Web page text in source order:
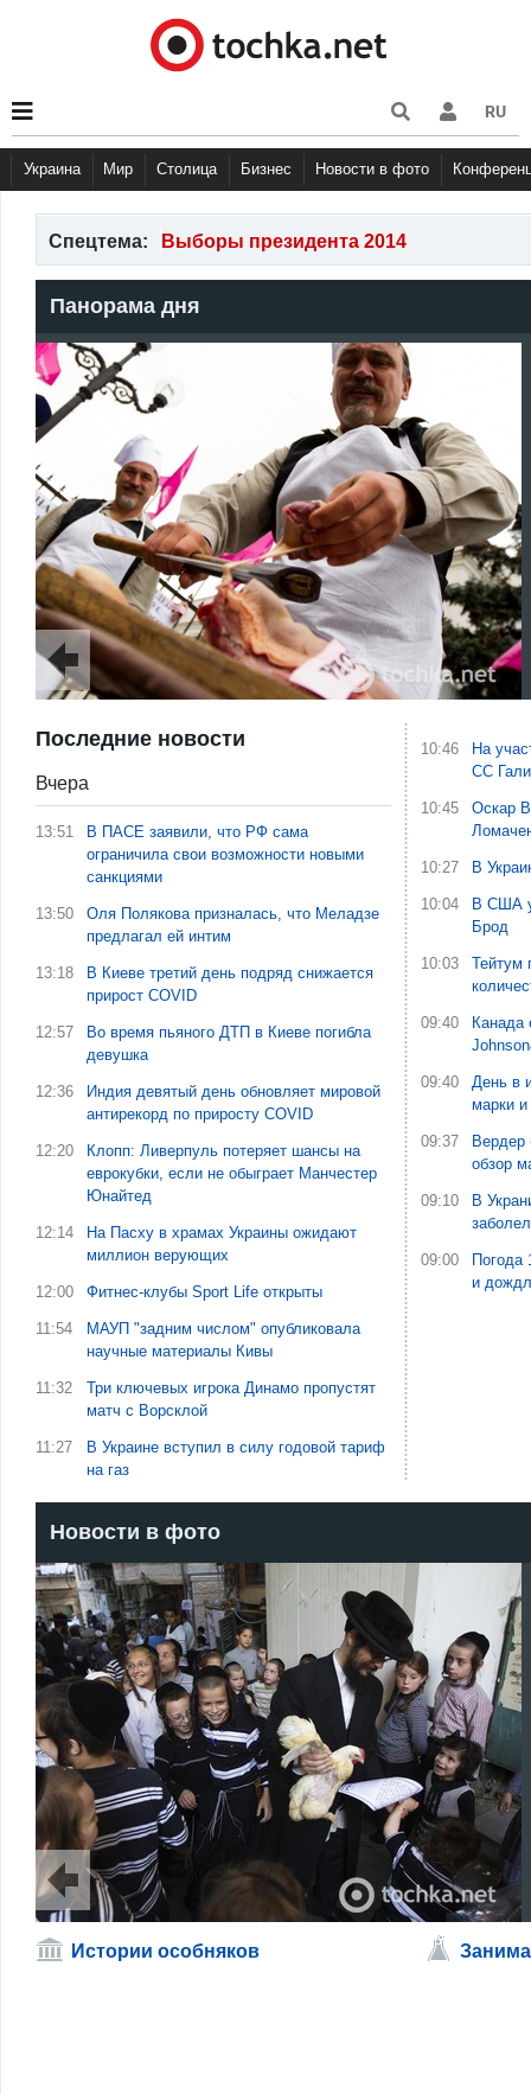
RU
Украина Мир Столица Бизнес Новости в фото
Спецтема: Выборы президента 2014
Панорама дня
Последние новости
Вчера
13:51
В ПАСЕ заявили, что РФ сама
ограничила свои возможности новыми
санкциями
13:50
Оля Полякова призналась, что Меладзе
предлагал ей интим
13:18
В Киеве третий день подряд снижается
прирост COVID
12:57
Во время пьяного ДТП в Киеве погибла
девушка
12:36
Индия девятый день обновляет мировой
антирекорд по приросту COVID
12:20
Клопп: Ливерпуль потеряет шансы на
еврокубки, если не обыграет Манчестер
Юнайтед
12:14
На Пасху в храмах Украины ожидают
миллион верующих
12:00 Фитнес-клубы Sport Life открыты
11:54
МАУП "задним числом" опубликовала
научные материалы Кивы
11:32
Три ключевых игрока Динамо пропустят
матч с Ворсклой
11:27
В Украине вступил в силу годовой тариф
на газ
10:46
На
СС
10:45
Оскар
10:27 В
10:04
В США
Брод
10:03
Тейтум
09:40
Канада
09:40
День в
марки и
09:37
Вердер
обзор
09:10
В
09:00
Погода
и
Новости в фото
Истории особняков